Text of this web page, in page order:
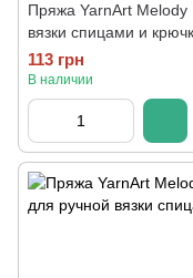
Пряжа YarnArt
вязки спицами и
113 грн
В наличии